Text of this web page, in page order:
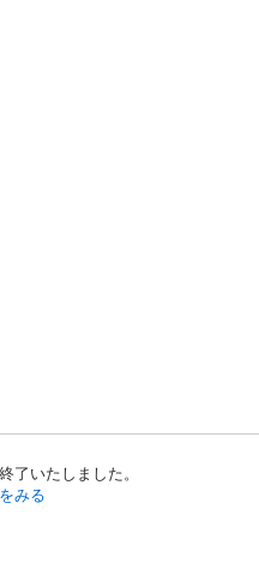
了いたしました。
みる